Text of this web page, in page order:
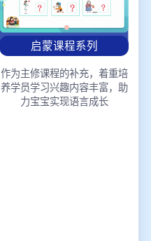
启蒙课程系列
作为主修课程的补充，着重培
养学员学习兴趣内容丰富，助
力宝宝实现语言成长